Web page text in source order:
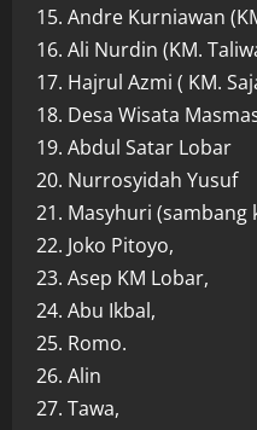
15. Andre Kurniawan
16. Ali Nurdin (KM.
17. Hajrul Azmi ( KM.
18. Desa Wisata
19. Abdul Satar Lobar
20. Nurrosyidah Yusuf
21. Masyhuri (sambang
22. Joko Pitoyo,
23. Asep KM Lobar,
24. Abu Ikbal,
25. Romo.
26. Alin
27. Tawa,